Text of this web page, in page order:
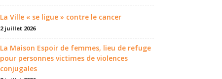
La Ville « se ligue » contre le cancer
2 juillet 2026
La Maison Espoir de femmes, lieu de refuge
pour personnes victimes de violences
conjugales